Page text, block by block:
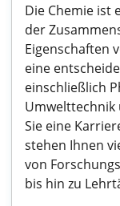
Die Chemie ist
der
Eigenschaften
eine
einschließlich
Umwelttechnik
Sie eine
stehen Ihnen
von
bis hin zu